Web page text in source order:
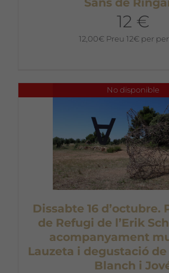
12 €
12,00€ Preu 12€ per
No disponible
Dissabte 16 d’octubre.
de Refugi de l’Erik
acompanyament
Lauzeta i degustació
Blanch i